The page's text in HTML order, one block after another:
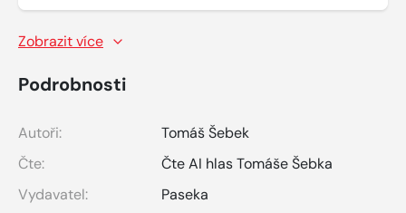
Zobrazit více
Podrobnosti
Autoři:
Tomáš Šebek
Čte:
Čte AI hlas Tomáše Šebka
Vydavatel:
Paseka